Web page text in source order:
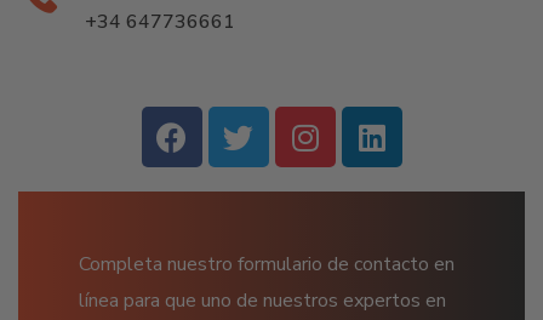
+34 647736661
Completa nuestro formulario de contacto en
línea para que uno de nuestros expertos en